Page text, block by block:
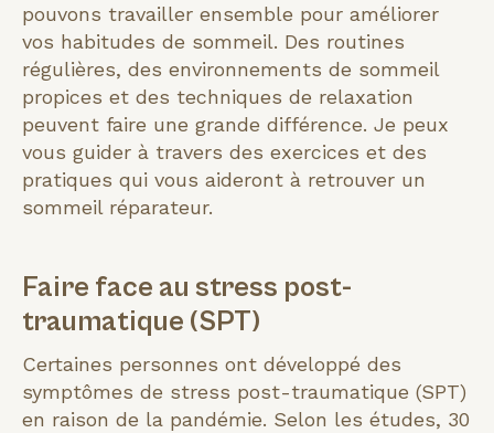
pouvons travailler ensemble pour améliorer
vos habitudes de sommeil. Des routines
régulières, des environnements de sommeil
propices et des techniques de relaxation
peuvent faire une grande différence. Je peux
vous guider à travers des exercices et des
pratiques qui vous aideront à retrouver un
sommeil réparateur.
Faire face au stress post-
traumatique (SPT)
Certaines personnes ont développé des
symptômes de stress post-traumatique (SPT)
en raison de la pandémie. Selon les études, 30